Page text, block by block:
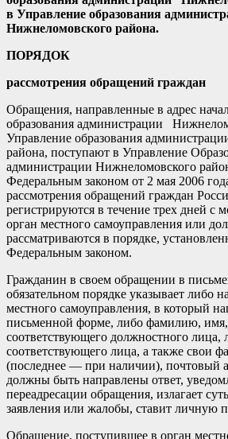
в Управление образования
Нижнеломовского района.
ПОРЯДОК
рассмотрения обращений граждан
Обращения, направленные в адрес
образования администрации
Управление образования
района, поступают в Управление
администрации Нижнеломовского
Федеральным законом от 2 мая 2006
рассмотрения обращений граждан
регистрируются в течение трех дней с
орган местного самоуправления или
рассматриваются в порядке,
Федеральным законом.
Гражданин в своем обращении в
обязательном порядке указывает либо
местного самоуправления, в который
письменной форме, либо фамилию, имя,
соответствующего должностного лица,
соответствующего лица, а также свои
(последнее — при наличии), почтовый
должны быть направлены ответ,
переадресации обращения, излагает
заявления или жалобы, ставит личную
Обращение, поступившее в орган